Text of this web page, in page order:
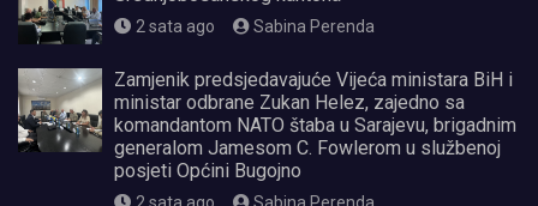
2 sata ago Sabina Perenda
Zamjenik predsjedavajuće Vijeća ministara BiH i
ministar odbrane Zukan Helez, zajedno sa
komandantom NATO štaba u Sarajevu, brigadnim
generalom Jamesom C. Fowlerom u službenoj
posjeti Općini Bugojno